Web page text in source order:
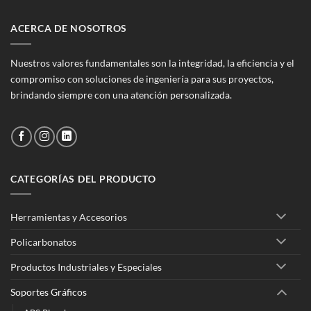
ACERCA DE NOSOTROS
Nuestros valores fundamentales son la integridad, la eficiencia y el
compromiso con soluciones de ingeniería para sus proyectos,
brindando siempre con una atención personalizada.
CATEGORÍAS DEL PRODUCTO
Herramientas y Accesorios
Policarbonatos
Productos Industriales y Especiales
Soportes Gráficos